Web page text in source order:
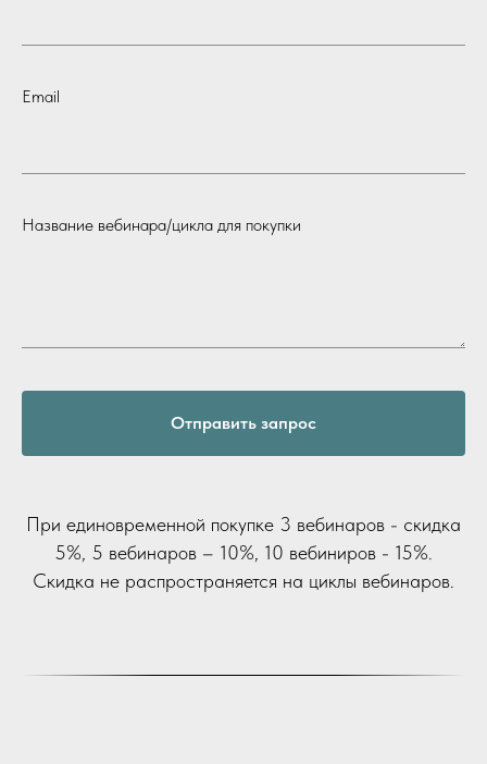
Email
Название вебинара/цикла для покупки
Отправить запрос
При единовременной покупке 3 вебинаров - скидка
5%, 5 вебинаров – 10%, 10 вебиниров - 15%.
Скидка не распространяется на циклы вебинаров.